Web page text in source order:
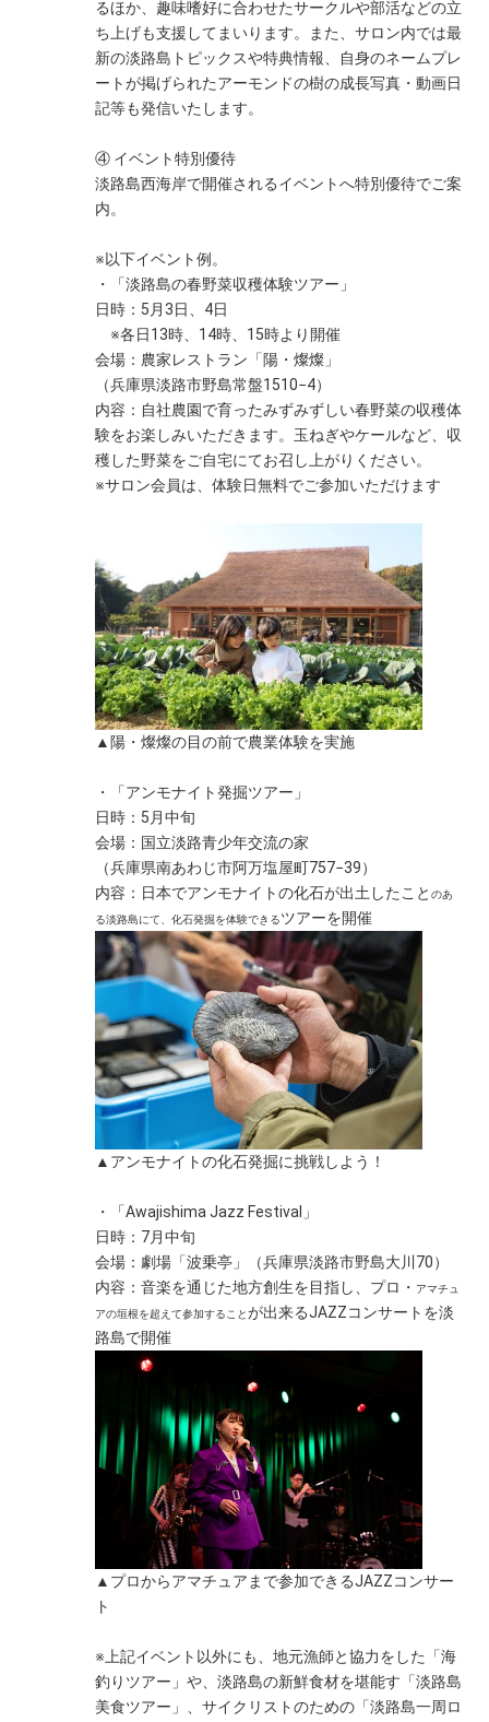
るほか、趣味嗜好に合わせたサークルや部活などの立
ち上げも支援してまいります。また、サロン内では最
新の淡路島トピックスや特典情報、自身のネームプレ
ートが掲げられたアーモンドの樹の成長写真・動画日
記等も発信いたします。
④ イベント特別優待
淡路島西海岸で開催されるイベントへ特別優待でご案
内。
※以下イベント例。
・「淡路島の春野菜収穫体験ツアー」
日時：5月3日、4日
※各日13時、14時、15時より開催
会場：農家レストラン「陽・燦燦」
（兵庫県淡路市野島常盤1510−4）
内容：自社農園で育ったみずみずしい春野菜の収穫体
験をお楽しみいただきます。玉ねぎやケールなど、収
穫した野菜をご自宅にてお召し上がりください。
※サロン会員は、体験日無料でご参加いただけます
▲陽・燦燦の目の前で農業体験を実施
・「アンモナイト発掘ツアー」
日時：5月中旬
会場：国立淡路青少年交流の家
（兵庫県南あわじ市阿万塩屋町757−39）
内容：日本でアンモナイトの化石が出土したこと のあ
る淡路島にて、化石発掘を体験できるツアーを開催
▲アンモナイトの化石発掘に挑戦しよう！
・「Awajishima Jazz Festival」
日時：7月中旬
会場：劇場「波乗亭」（兵庫県淡路市野島大川70）
内容：音楽を通じた地方創生を目指し、プロ・ アマチュ
アの垣根を超えて参加することが出来るJAZZコンサートを淡
路島で開催
▲プロからアマチュアまで参加できるJAZZコンサー
ト
※上記イベント以外にも、地元漁師と協力をした「海
釣りツアー」や、淡路島の新鮮食材を堪能す「淡路島
美食ツアー」、サイクリストのための「淡路島一周ロ